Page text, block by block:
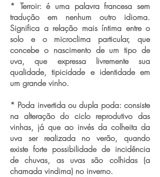
* Terroir: é uma palavra francesa sem
tradução em nenhum outro idioma.
Significa a relação mais íntima entre o
solo e o microclima particular, que
concebe o nascimento de um tipo de
uva, que expressa livremente sua
qualidade, tipicidade e identidade em
um grande vinho.
* Poda invertida ou dupla poda: consiste
na alteração do ciclo reprodutivo das
vinhas, já que ao invés da colheita da
uva ser realizada no verão, quando
existe forte possibilidade de incidência
de chuvas, as uvas são colhidas (a
chamada vindima) no inverno.